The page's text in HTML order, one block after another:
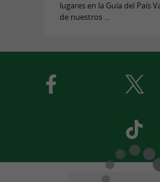
lugares en la Guía del País
de nuestros ...